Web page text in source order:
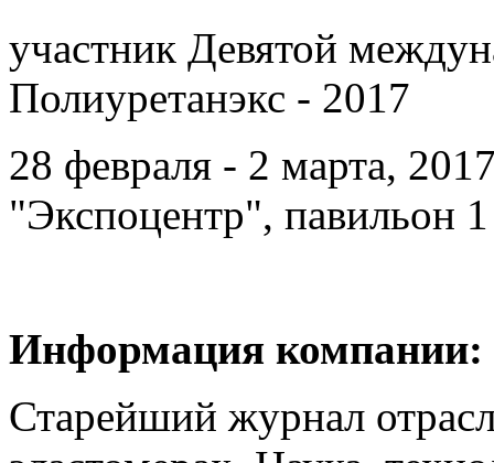
участник Девятой
Полиуретанэкс - 2017
28 февраля - 2 марта,
"Экспоцентр", павильон 1
Информация компании:
Старейший журнал